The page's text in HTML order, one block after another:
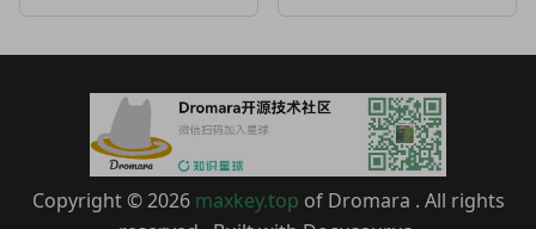
Copyright © 2026 maxkey.top of Dromara . All rights